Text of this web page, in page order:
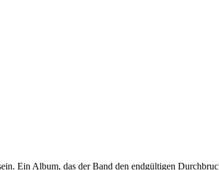
Ein Album, das der Band den endgültigen